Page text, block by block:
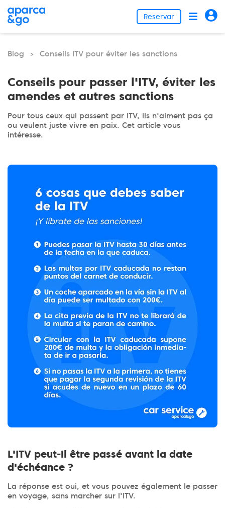
Reservar
Blog > Conseils ITV pour éviter les sanctions
Conseils pour passer l'ITV, éviter les
amendes et autres sanctions
Pour tous ceux qui passent par ITV, ils n'aiment pas ça
ou veulent juste vivre en paix. Cet article vous
intéresse.
L'ITV peut-il être passé avant la date
d'échéance ?
La réponse est oui, et vous pouvez également le passer
en voyage, sans marcher sur l'ITV.